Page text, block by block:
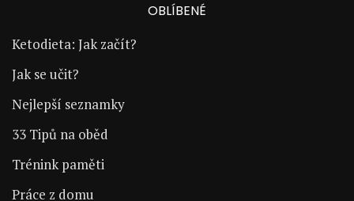
OBLÍBENÉ
Ketodieta: Jak začít?
Jak se učit?
Nejlepší seznamky
33 Tipů na oběd
Trénink paměti
Práce z domu